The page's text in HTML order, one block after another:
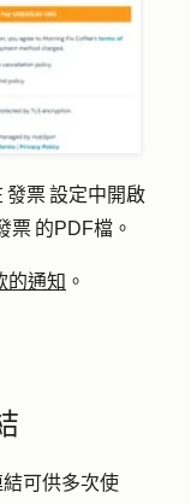
發票 設定中開啟
票 的PDF檔。
的通知 。
可供多次使